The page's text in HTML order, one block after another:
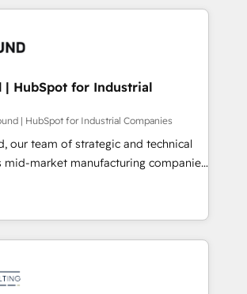
by deeply integrating core
and layering Anthropic's
complex workflows to surfacing
in data, we build intelligent systems
scale. Our approach goes
We embed ourselves in our
understand how their business
harder — so their people don't
| HubSpot for Industrial
| HubSpot for Industrial Companies
our team of strategic and technical
mid-market manufacturing companies
We specialize in delivering
that drive results by leveraging
and data to fuel success.
Consulting -